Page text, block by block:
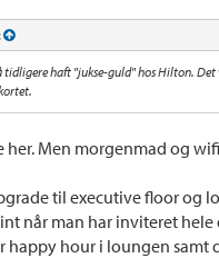
tidligere haft "jukse-guld" hos Hilton.
her. Men morgenmad og
til executive floor og
når man har inviteret
happy hour i loungen samt